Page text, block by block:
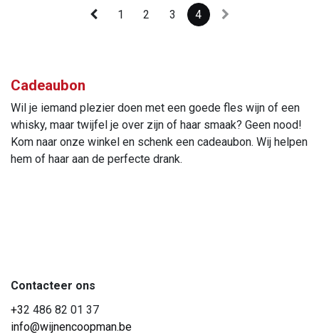
1 2 3 4
Cadeaubon
Wil je iemand plezier doen met een goede fles wijn of een
whisky, maar twijfel je over zijn of haar smaak? Geen nood!
Kom naar onze winkel en schenk een cadeaubon. Wij helpen
hem of haar aan de perfecte drank.
Contacteer ons
+32 486 82 01 37
info@wijnencoopman.be